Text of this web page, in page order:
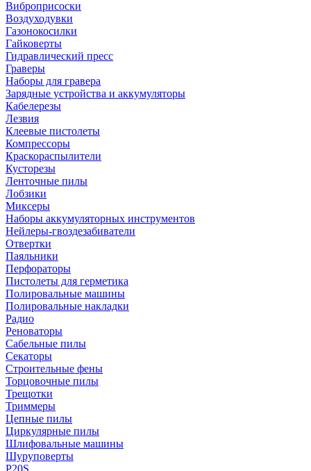
Виброприсоски
Воздуходувки
Газонокосилки
Гайковерты
Гидравлический пресс
Граверы
Наборы для гравера
Зарядные устройства и аккумуляторы
Кабелерезы
Лезвия
Клеевые пистолеты
Компрессоры
Краскораспылители
Кусторезы
Ленточные пилы
Лобзики
Миксеры
Наборы аккумуляторных инструментов
Нейлеры-гвоздезабиватели
Отвертки
Паяльники
Перфораторы
Пистолеты для герметика
Полировальные машины
Полировальные накладки
Радио
Реноваторы
Сабельные пилы
Секаторы
Строительные фены
Торцовочные пилы
Трещотки
Триммеры
Цепные пилы
Циркулярные пилы
Шлифовальные машины
Шуруповерты
P20S